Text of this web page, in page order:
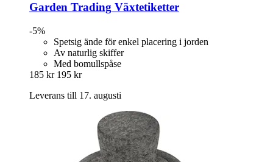
Garden Trading Växtetiketter
-5%
Spetsig ände för enkel placering i jorden
Av naturlig skiffer
Med bomullspåse
185 kr 195 kr
Leverans till 17. augusti